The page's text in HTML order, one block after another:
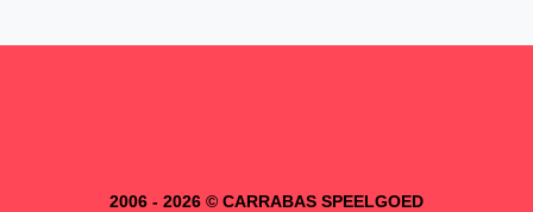
2006 - 2026 © CARRABAS SPEELGOED